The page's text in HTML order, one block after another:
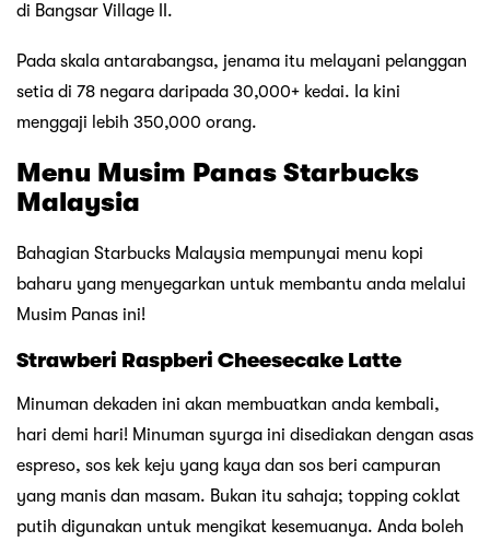
di Bangsar Village II.
Pada skala antarabangsa, jenama itu melayani pelanggan
setia di 78 negara daripada 30,000+ kedai. Ia kini
menggaji lebih 350,000 orang.
Menu Musim Panas Starbucks
Malaysia
Bahagian Starbucks Malaysia mempunyai menu kopi
baharu yang menyegarkan untuk membantu anda melalui
Musim Panas ini!
Strawberi Raspberi Cheesecake Latte
Minuman dekaden ini akan membuatkan anda kembali,
hari demi hari! Minuman syurga ini disediakan dengan asas
espreso, sos kek keju yang kaya dan sos beri campuran
yang manis dan masam. Bukan itu sahaja; topping coklat
putih digunakan untuk mengikat kesemuanya. Anda boleh